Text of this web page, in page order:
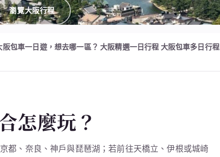
瀏覽大阪行程
阪包車一日遊，想去哪一區？ 大阪精選一日行程 大阪包車多日行程
怎麼玩？
都、奈良、神戶與琵琶湖；若前往天橋立、伊根或城崎